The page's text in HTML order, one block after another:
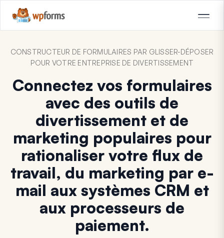
CONSTRUCTEUR DE FORMULAIRES PAR GLISSER-DÉPOSER
POUR VOTRE ENTREPRISE DE DIVERTISSEMENT
Connectez vos formulaires
avec des outils de
divertissement et de
marketing populaires pour
rationaliser votre flux de
travail, du marketing par e-
mail aux systèmes CRM et
aux processeurs de
paiement.